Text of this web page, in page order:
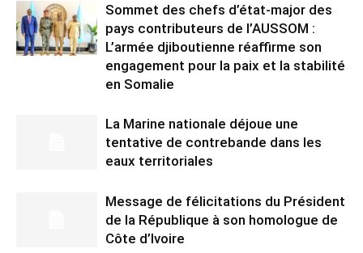
Sommet des chefs d’état-major des
pays contributeurs de l’AUSSOM :
L’armée djiboutienne réaffirme son
engagement pour la paix et la stabilité
en Somalie
La Marine nationale déjoue une
tentative de contrebande dans les
eaux territoriales
Message de félicitations du Président
de la République à son homologue de
Côte d’Ivoire